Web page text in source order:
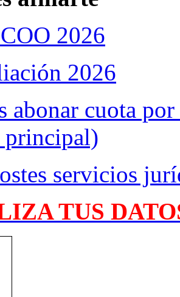
2026
2026
abonar cuota
principal)
servicios
TUS